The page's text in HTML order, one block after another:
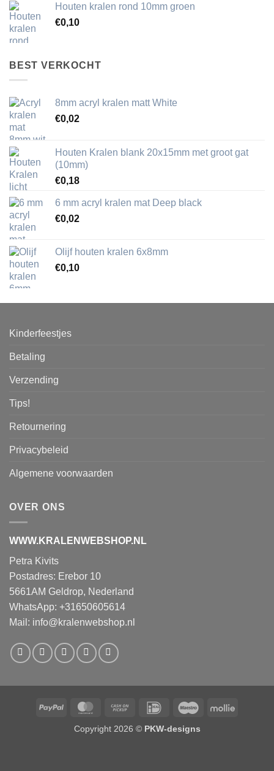
Houten kralen rond 10mm groen
€0,10
BEST VERKOCHT
8mm acryl kralen matt White
€0,02
Houten Kralen blank 20x15mm met groot gat
(10mm)
€0,18
6 mm acryl kralen mat Deep black
€0,02
Olijf houten kralen 6x8mm
€0,10
Kinderfeestjes
Betaling
Verzending
Tips!
Retournering
Privacybeleid
Algemene voorwaarden
OVER ONS
WWW.KRALENWEBSHOP.NL
Petra Kivits
Postadres: Erebor 10
5661AM Geldrop, Nederland
WhatsApp: +31650605614
Mail: info@kralenwebshop.nl
PayPal MasterCardCash
Pickup
IDeal Maestro Mollie
Copyright 2026 © PKW-designs